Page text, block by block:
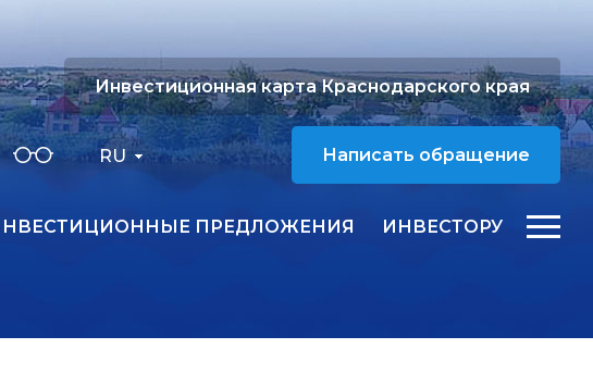
RU
Инвестиционная карта Краснодарского края
Написать обращение
ПРЕДЛОЖЕНИЯ ИНВЕСТОРУ